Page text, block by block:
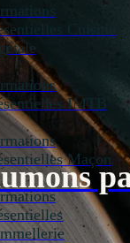
Cuisine
IMTB
Maçon